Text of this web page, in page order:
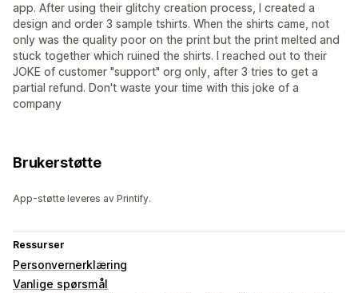
app. After using their glitchy creation process, I created a
design and order 3 sample tshirts. When the shirts came, not
only was the quality poor on the print but the print melted and
stuck together which ruined the shirts. I reached out to their
JOKE of customer "support" org only, after 3 tries to get a
partial refund. Don't waste your time with this joke of a
company
Brukerstøtte
App-støtte leveres av Printify.
Ressurser
Personvernerklæring
Vanlige spørsmål